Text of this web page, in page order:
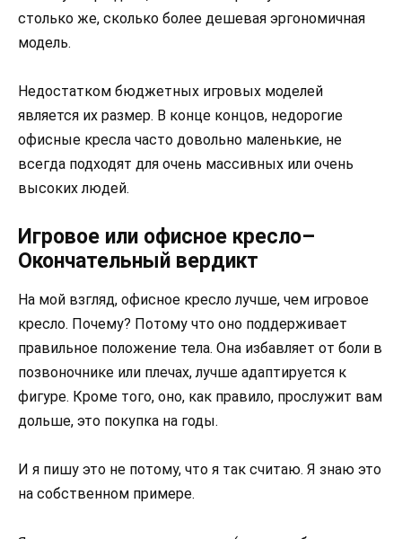
столько же, сколько более дешевая эргономичная
модель.
Недостатком бюджетных игровых моделей
является их размер. В конце концов, недорогие
офисные кресла часто довольно маленькие, не
всегда подходят для очень массивных или очень
высоких людей.
Игровое или офисное кресло–
Окончательный вердикт
На мой взгляд, офисное кресло лучше, чем игровое
кресло. Почему? Потому что оно поддерживает
правильное положение тела. Она избавляет от боли в
позвоночнике или плечах, лучше адаптируется к
фигуре. Кроме того, оно, как правило, прослужит вам
дольше, это покупка на годы.
И я пишу это не потому, что я так считаю. Я знаю это
на собственном примере.